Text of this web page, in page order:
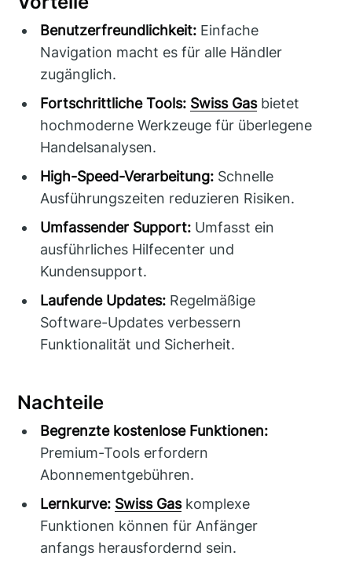
Benutzerfreundlichkeit: Einfache
Navigation macht es für alle Händler
zugänglich.
Fortschrittliche Tools: Swiss Gasbietet
hochmoderne Werkzeuge für überlegene
Handelsanalysen.
High-Speed-Verarbeitung: Schnelle
Ausführungszeiten reduzieren Risiken.
Umfassender Support: Umfasst ein
ausführliches Hilfecenter und
Kundensupport.
Laufende Updates: Regelmäßige
Software-Updates verbessern
Funktionalität und Sicherheit.
Nachteile
Begrenzte kostenlose Funktionen:
Premium-Tools erfordern
Abonnementgebühren.
Lernkurve: Swiss Gaskomplexe
Funktionen können für Anfänger
anfangs herausfordernd sein.